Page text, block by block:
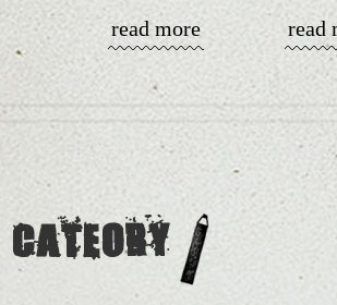
ハンサムショ
スパ／伸びて
ヘアカラー/
ルカラー/髪
リートメント/
ナーカラー/イ
ミニボブ/抜け
レイヤージュ
シバタ
ながら楽しむ事ができる
のも
とても良いところです。
ダークトーンの色味でク
ールに演出するのもおす
ナチュラルな
ラーで全体に
感をプラスし
質感も綺麗に
をドライした
丸みショートでタイトに
演出したスタイルもこれ
からの季節とてもおすす
めですね。
前髪を軽めに調整し、フ
ェイスラインのデザイン
るようカット。
全体のボリューム感がコ
ンパクトになるようにす
るのが良い感じです。
read more
す。
コンパクト
全体のバラ
せてくれる
いろんなシ
をだしやす
グも簡単で
時短にも◎
そんなショー
read
CATEORY